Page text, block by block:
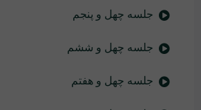
جلسه چهل و پنجم
جلسه چهل و ششم
جلسه چهل و هفتم